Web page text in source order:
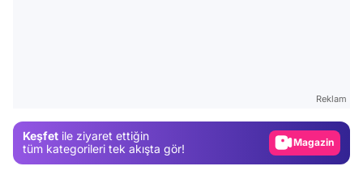
Reklam
Keşfet ile ziyaret ettiğin
tüm kategorileri tek akışta gör!
Magazin